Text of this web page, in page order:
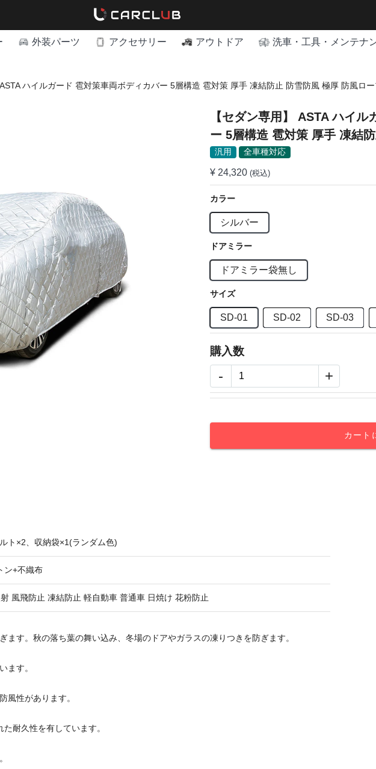
外装パーツ アクセサリー アウトドア 洗車・工具・メンテナ
ASTA ハイルガード 雹対策車両ボディカバー 5層構造 雹対策 厚手 凍結防止 防雪防風 極厚 防風ロ
【セダン専用】 ASTA ハイ
ー 5層構造 雹対策 厚手 凍結
付きボディカバー
汎用 全車種対応
¥ 24,320 (税込)
カラー
シルバー
ドアミラー
ドアミラー袋無し
サイズ
SD-01 SD-02 SD-03
購入数
- +
カート
ト×2、収納袋×1(ランダム色)
ン+不織布
風飛防止 凍結防止 軽自動車 普通車 日焼け 花粉防止
す。秋の落ち葉の舞い込み、冬場のドアやガラスの凍りつきを防ぎます。
ます。
風性があります。
耐久性を有しています。